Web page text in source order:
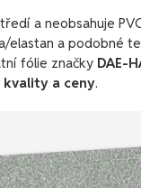
a neobsahuje
a podobné
fólie značky DAE-
kvality a ceny.